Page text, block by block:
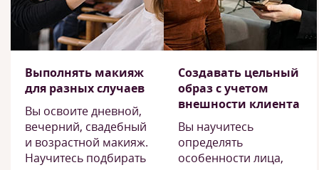
Выполнять макияж
для разных случаев
Вы освоите дневной,
вечерний, свадебный
и возрастной макияж.
Научитесь подбирать
Создавать цельный
образ с учетом
внешности клиента
Вы научитесь
определять
особенности лица,